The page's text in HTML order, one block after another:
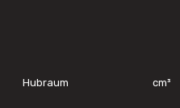
Hubraum cm³